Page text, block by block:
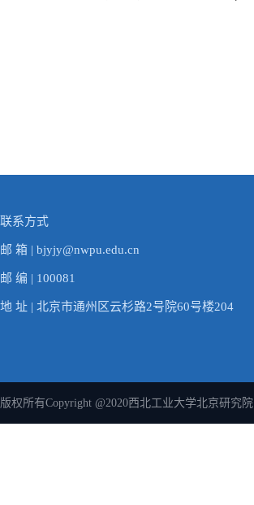
联系方式
邮 箱 | bjyjy@nwpu.edu.cn
邮 编 | 100081
地 址 | 北京市通州区云杉路2号院60号楼204
版权所有Copyright @2020西北工业大学北京研究院